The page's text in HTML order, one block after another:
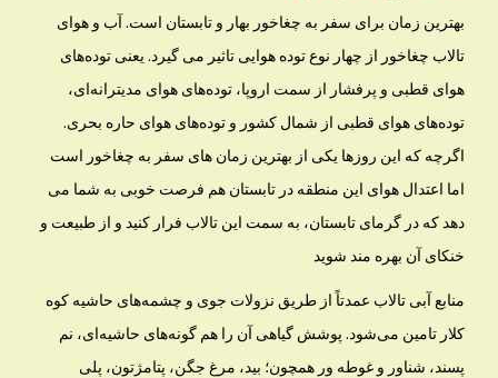
بهترین زمان برای سفر به چغاخور بهار و تابستان است. آب و هواى
تالاب چغاخور از چهار نوع توده هوایی تاثیر می گیرد. یعنی توده‌هاى
هواى قطبى و پرفشار از سمت اروپا، توده‌هاى هواى مدیترانه‌اى،
توده‌هاى هواى قطبى از شمال کشور و توده‌هاى هواى حاره بحرى.
اگرچه که این روزها یکی از بهترین زمان های سفر به چغاخور است
اما اعتدال هوای این منطقه در تابستان هم فرصت خوبی به شما می
دهد که در گرمای تابستان، به سمت این تالاب فرار کنید و از طبیعت و
خنکای آن بهره مند شوید
منابع آبى تالاب عمدتاً از طریق نزولات جوى و چشمه‌هاى حاشیه کوه
کلار تامین مى‌شود. پوشش گیاهی آن را هم گونه‌های حاشیه‌ای، نم
پسند، شناور و غوطه ور همچون؛ بید، مرغ جگن، پتامژتون، پلی